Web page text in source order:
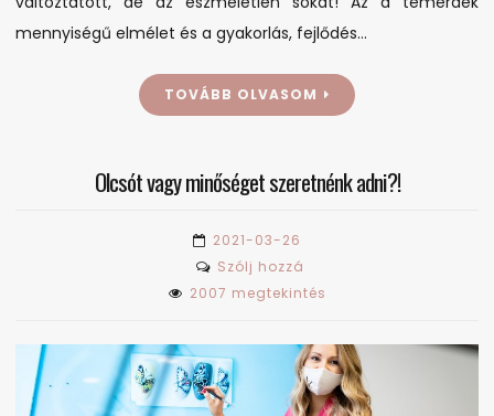
mennyiségű elmélet és a gyakorlás, fejlődés…
TOVÁBB OLVASOM
Olcsót vagy minőséget szeretnénk adni?!
2021-03-26
Szólj hozzá
Olcsót
minőséget
szeretnénk
adni?!
2007 megtekintés